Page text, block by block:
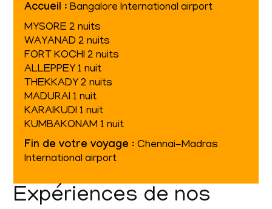
Accueil : Bangalore International airport
MYSORE 2 nuits
WAYANAD 2 nuits
FORT KOCHI 2 nuits
ALLEPPEY 1 nuit
THEKKADY 2 nuits
MADURAI 1 nuit
KARAIKUDI 1 nuit
KUMBAKONAM 1 nuit
Fin de votre voyage : Chennai-Madras
International airport
Expériences de nos